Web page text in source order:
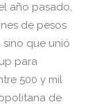
año pasado,
de pesos
sino que unió
para
500 y mil
de